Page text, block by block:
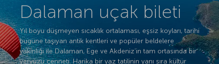
Dalaman uçak bileti
Yıl boyu düşmeyen sıcaklık ortalaması, eşsiz koyları, tarihi
bugüne taşıyan antik kentleri ve popüler beldelere
yakınlığı ile Dalaman, Ege ve Akdeniz’in tam ortasında bir
yeryüzü cenneti. Harika bir yaz tatilinin yanı sıra kültür